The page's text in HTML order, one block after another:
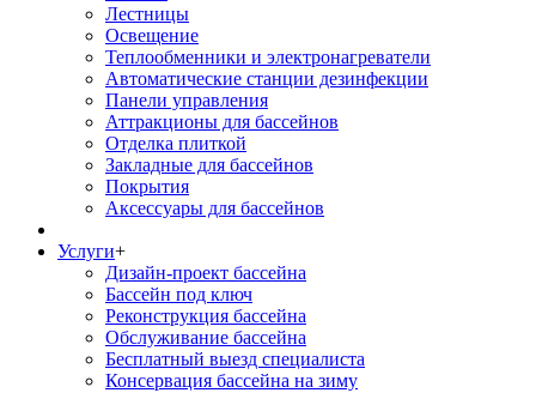
Лестницы
Освещение
Теплообменники и электронагреватели
Автоматические станции дезинфекции
Панели управления
Аттракционы для бассейнов
Отделка плиткой
Закладные для бассейнов
Покрытия
Аксессуары для бассейнов
Услуги+
Дизайн-проект бассейна
Бассейн под ключ
Реконструкция бассейна
Обслуживание бассейна
Бесплатный выезд специалиста
Консервация бассейна на зиму